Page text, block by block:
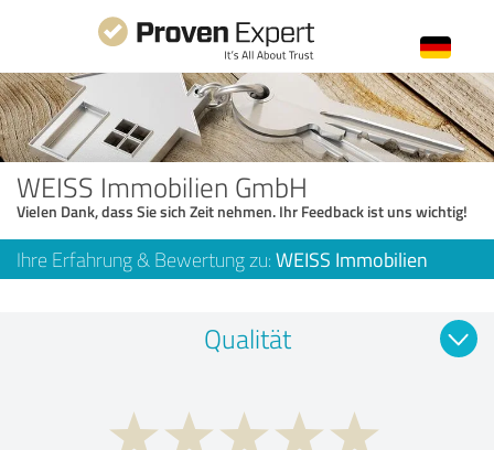
WEISS Immobilien GmbH
Vielen Dank, dass Sie sich Zeit nehmen. Ihr Feedback ist uns wichtig!
Ihre Erfahrung & Bewertung zu: WEISS Immobilien
Qualität